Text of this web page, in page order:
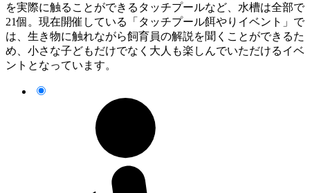
を実際に触ることができるタッチプールなど、水槽は全部で
21個。現在開催している「タッチプール餌やりイベント」で
は、生き物に触れながら飼育員の解説を聞くことができるた
め、小さな子どもだけでなく大人も楽しんでいただけるイベ
ントとなっています。